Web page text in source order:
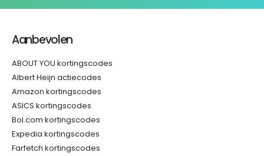
Aanbevolen
ABOUT YOU kortingscodes
Albert Heijn actiecodes
Amazon kortingscodes
ASICS kortingscodes
Bol.com kortingscodes
Expedia kortingscodes
Farfetch kortingscodes